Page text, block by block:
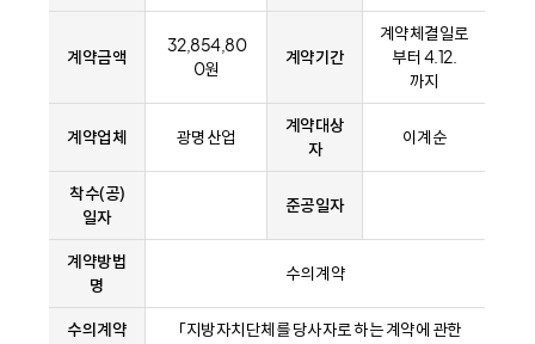
계약금액
32,854,80
0원
계약기간
계약체결일로
부터 4.12.
까지
계약업체 광명산업
계약대상
자
이계순
착수(공)
일자
준공일자
계약방법
명
수의계약
수의계약
「지방자치단체를 당사자로 하는 계약에 관한